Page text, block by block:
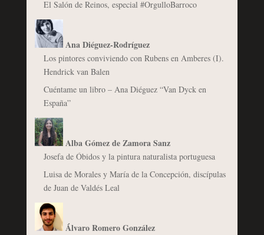
El Salón de Reinos, especial #OrgulloBarroco
Ana Diéguez-Rodríguez
Los pintores conviviendo con Rubens en Amberes (I).
Hendrick van Balen
Cuéntame un libro – Ana Diéguez “Van Dyck en
España”
Alba Gómez de Zamora Sanz
Josefa de Óbidos y la pintura naturalista portuguesa
Luisa de Morales y María de la Concepción, discípulas
de Juan de Valdés Leal
Álvaro Romero González